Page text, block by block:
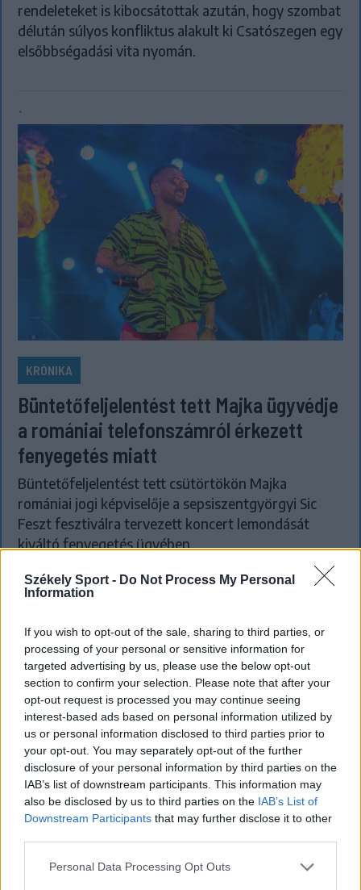
Székely Sport - Do Not Process My Personal
Information
If you wish to opt-out of the sale, sharing to third parties, or
processing of your personal or sensitive information for
targeted advertising by us, please use the below opt-out
section to confirm your selection. Please note that after your
opt-out request is processed you may continue seeing
interest-based ads based on personal information utilized by
us or personal information disclosed to third parties prior to
your opt-out. You may separately opt-out of the further
disclosure of your personal information by third parties on the
IAB’s list of downstream participants. This information may
also be disclosed by us to third parties on the IAB’s List of
Downstream Participants that may further disclose it to other
Personal Data Processing Opt Outs
rendeleteket is kibocsátottak azután, hogy szombat
délután súlyos konfliktus alakult ki Csatószegen egy
elsőbbségadási vita nyomán.
`
KRÓNIKA
Büntetőfeljelentést tett Majka ügyvédje
a romániai telefonszámról érkezett
fenyegetés miatt
Büntetőfeljelentést tett csütörtökön Majka
romániai jogi képviselője a sepsiszentgyörgyi Sic
Feszt fesztiválra tervezett koncert lemondását
kiváltó fenyegetés ügyében.
KRÓNIKA